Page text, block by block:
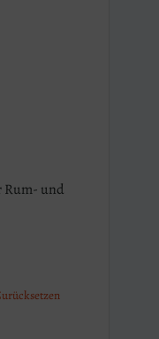
Rum- und